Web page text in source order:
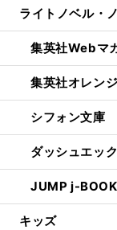
ライトノベル・
集英社Webマ
集英社オレン
シフォン文庫
ダッシュエッ
JUMP j-
キッズ